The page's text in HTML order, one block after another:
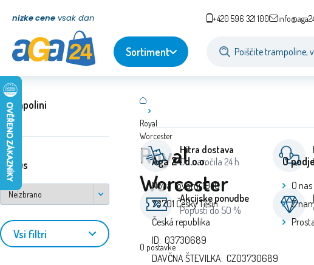
nizke cene vsak dan +420 596 321 100
Sortiment
Trampolini
status
Vsi filtri
Royal
Worcester
Royal
Worcester
0 postavke
Hitra dostava
Od naročila 24 h
Akcijske ponudbe
Popusti do 50 %
Aga 24 d.o.o.
Nová Tovární 1940
73701 Český Těšín
Česká republika
ID: 03730689
DAVČNA ŠTEVILKA: CZ03730689
O
O nas
Z